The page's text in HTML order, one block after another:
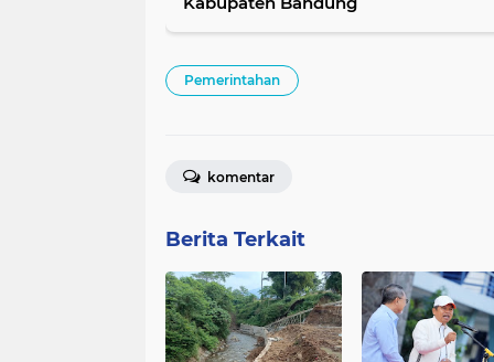
Pemerintahan
komentar
Berita Terkait